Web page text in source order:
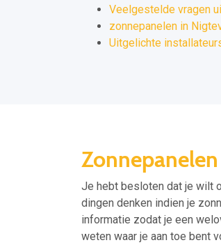
Veelgestelde vragen
zonnepanelen in
Uitgelichte
Je hebt besloten dat je wilt
dingen denken indien je
informatie zodat je een
weten waar je aan toe bent